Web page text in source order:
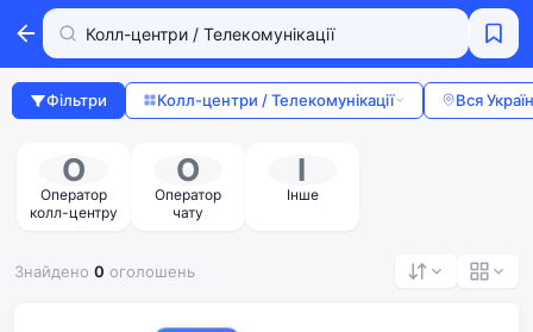
Фільтри Колл-центри / Телекомунікації Вся
О
Оператор
колл-центру
О
Оператор
чату
І
Інше
Знайдено 0 оголошень